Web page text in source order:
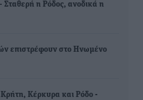
η Ρόδος, ανοδικά η
επιστρέφουν στο Ηνωμένο
Κρήτη, Κέρκυρα και Ρόδο -